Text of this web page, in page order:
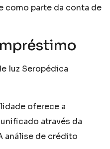
como parte da conta de
oferece a
através da
análise de crédito